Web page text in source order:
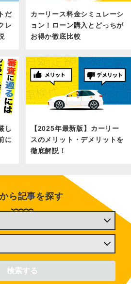
だ
レ
カーリース料金シミュレーシ
ョン！ローン購入とどっちが
お得か徹底比較
し
に
【2025年最新版】カーリー
スのメリット・デメリットを
徹底解説！
ら記事を探す